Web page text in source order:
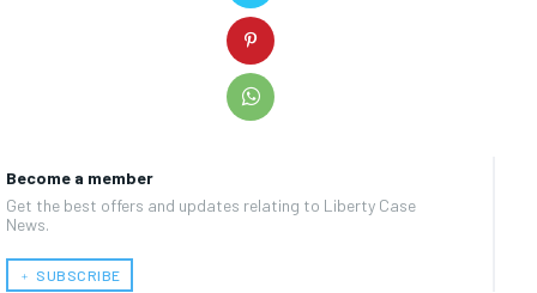
Become a member
Get the best offers and updates relating to Liberty Case
News.
﹢ SUBSCRIBE